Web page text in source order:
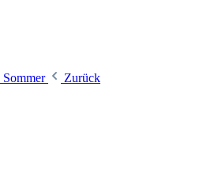
Sommer
Zurück